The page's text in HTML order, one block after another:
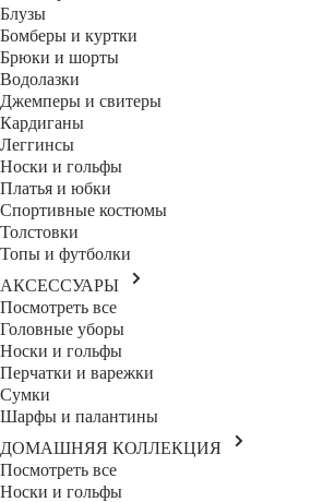
Блузы
Бомберы и куртки
Брюки и шорты
Водолазки
Джемперы и свитеры
Кардиганы
Леггинсы
Носки и гольфы
Платья и юбки
Спортивные костюмы
Толстовки
Топы и футболки
АКСЕССУАРЫ
Посмотреть все
Головные уборы
Носки и гольфы
Перчатки и варежки
Сумки
Шарфы и палантины
ДОМАШНЯЯ КОЛЛЕКЦИЯ
Посмотреть все
Носки и гольфы